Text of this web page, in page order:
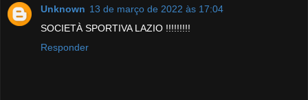
Unknown 13 de março de 2022 às 17:04
SOCIETÀ SPORTIVA LAZIO !!!!!!!!!
Responder